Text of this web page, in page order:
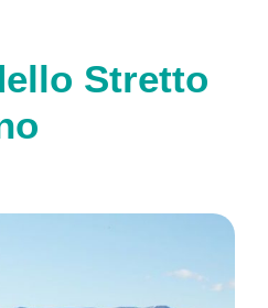
Stretto